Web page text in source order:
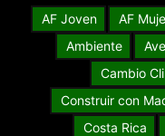
AF Joven AF
Ambiente
Cambio
Construir con
Costa Rica